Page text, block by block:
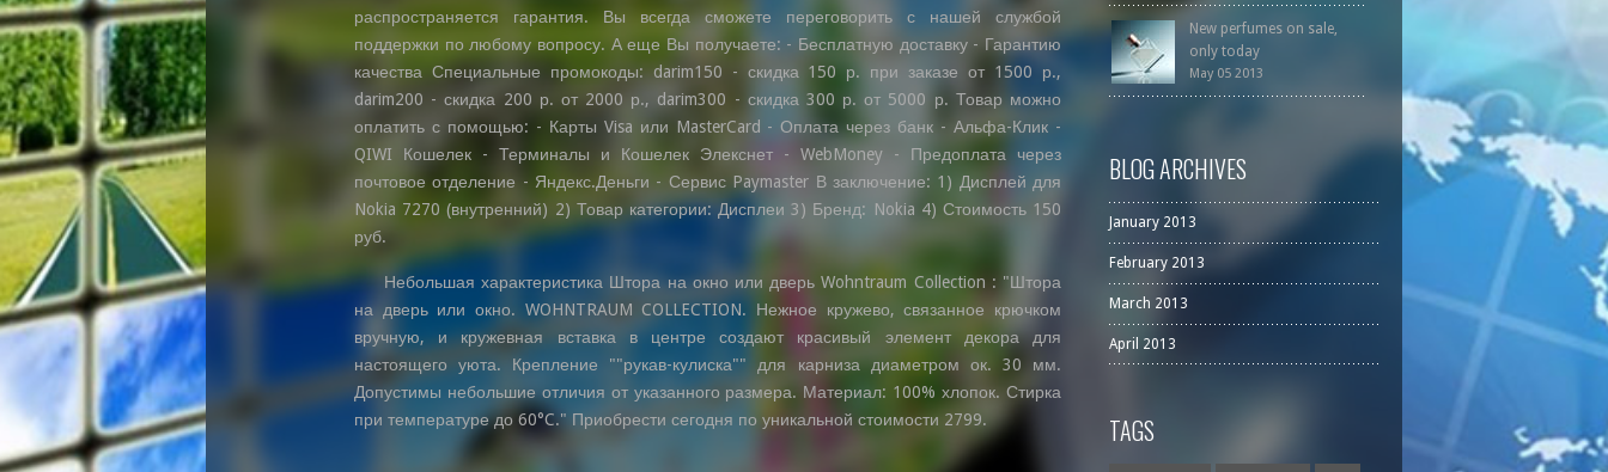
распространяется гарантия. Вы всегда сможете переговорить с нашей службой
поддержки по любому вопросу. А еще Вы получаете: - Бесплатную доставку - Гарантию
качества Специальные промокоды: darim150 - скидка 150 р. при заказе от 1500 р.,
darim200 - скидка 200 р. от 2000 р., darim300 - скидка 300 р. от 5000 р. Товар можно
оплатить с помощью: - Карты Visa или MasterCard - Оплата через банк - Альфа-Клик -
QIWI Кошелек - Терминалы и Кошелек Элекснет - WebMoney - Предоплата через
почтовое отделение - Яндекс.Деньги - Сервис Paymaster В заключение: 1) Дисплей для
Nokia 7270 (внутренний) 2) Товар категории: Дисплеи 3) Бренд: Nokia 4) Стоимость 150
руб.
Небольшая характеристика Штора на окно или дверь Wohntraum Collection : "Штора
на дверь или окно. WOHNTRAUM COLLECTION. Нежное кружево, связанное крючком
вручную, и кружевная вставка в центре создают красивый элемент декора для
настоящего уюта. Крепление ""рукав-кулиска"" для карниза диаметром ок. 30 мм.
Допустимы небольшие отличия от указанного размера. Материал: 100% хлопок. Стирка
при температуре до 60°C." Приобрести сегодня по уникальной стоимости 2799.
New perfumes on sale,
only today
May 05 2013
BLOG ARCHIVES
January 2013
February 2013
March 2013
April 2013
TAGS